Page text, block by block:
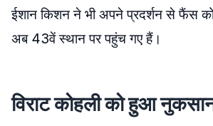
ईशान किशन ने भी अपने प्रदर्शन से फैंस
अब 43वें स्थान पर पहुंच गए हैं।
विराट कोहली को हुआ